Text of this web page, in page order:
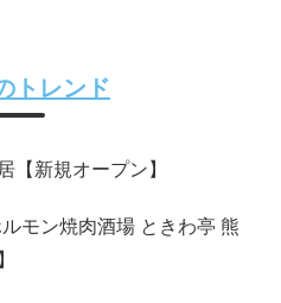
トレンド
【新規オープン】
モン焼肉酒場 ときわ亭 熊